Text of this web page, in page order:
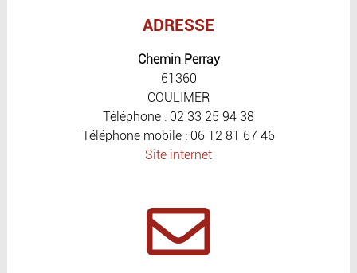
ADRESSE
Chemin Perray
61360
COULIMER
Téléphone : 02 33 25 94 38
Téléphone mobile : 06 12 81 67 46
Site internet